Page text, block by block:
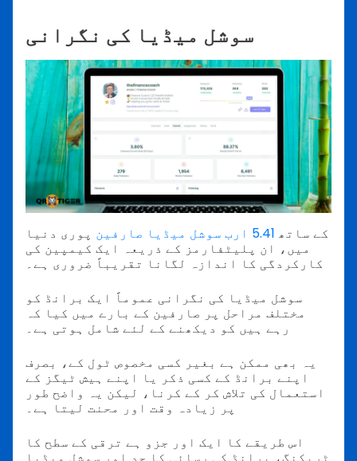
سوشل میڈیا کی نگرانی
کے ساتھ 5.41 ارب سوشل میڈیا صارفین
پوری دنیا
میں، ان پلیٹفارمز کے ذریعہ ایک کیمپین کی
کارکردگی کا اندازہ لگانا تقریباً ضروری ہے۔
سوشل میڈیا کی نگرانی عموماً ایک برانڈ کو
مختلف مراحل پر صارفین کے بارے میں کیا کہ
رہے ہیں کو دیکھنے کے لئے شامل ہوتی ہے۔
یہ بھی ممکن ہے بغیر کسی مخصوص ٹول کے، بصرف
اپنے برانڈ کے کسی ذکر یا اپنے ہیش ٹیگز کے
استعمال کی تلاش کر کے کرنا، لیکن یہ واضح طور
پر زیادہ وقت اور محنت لیتا ہے۔
اس طریقے کا ایک اور جزو ہے ترقی کے سطح کا
ٹریکنگ، برانڈ کی رسائی کا حد اور سوشل میڈیا